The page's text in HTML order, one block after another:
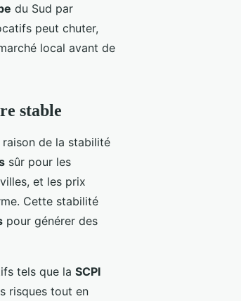
du Sud par
peut chuter,
local avant de
stable
de la stabilité
sûr pour les
et les prix
Cette stabilité
pour générer des
tels que la SCPI
risques tout en